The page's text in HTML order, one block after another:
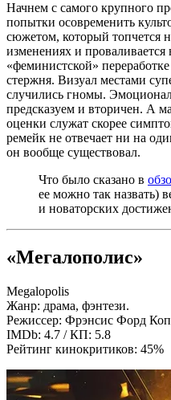
Начнем с самого крупного
попытки осовременить
сюжетом, который топчется
изменениях и проваливается
«феминистской»
стержня. Визуал местами
случились гномы.
предсказуем и вторичен. А
оценки служат скорее
ремейк не отвечает ни на
он вообще существовал.
Что было сказано в
ее можно так назвать)
и новаторских
«Мегалополис»
Megalopolis
Жанр: драма, фэнтези.
Режиссер: Фрэнсис Форд
IMDb: 4.7 / КП: 5.8
Рейтинг кинокритиков: 45%